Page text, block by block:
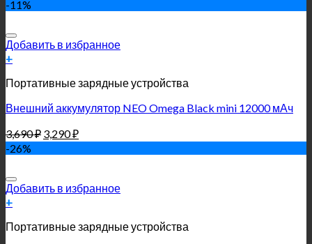
-11%
Добавить в избранное
+
Портативные зарядные устройства
Внешний аккумулятор NEO Omega Black mini 12000 мАч
3,690₽ 3,290₽
-26%
Добавить в избранное
+
Портативные зарядные устройства